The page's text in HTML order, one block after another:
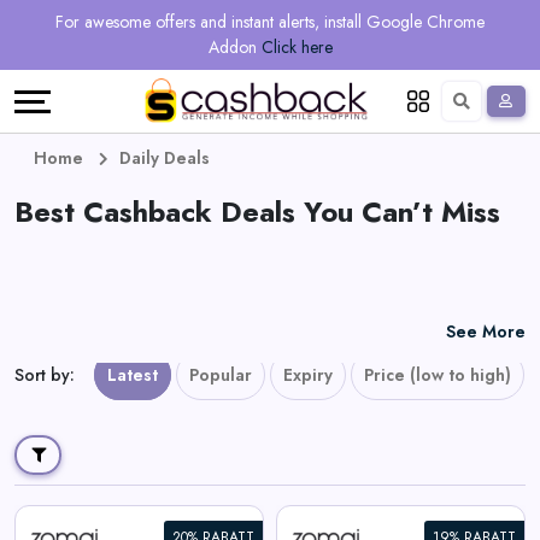
For awesome offers and instant alerts, install Google Chrome
Addon Click here
Regional
Online
Vouchers
Daily
All
Earn
Earn
Earn
Language
Deutsch
Home Daily Deals
Best Cashback Deals You Can’t Miss
See More
Sort by: Latest Popular Expiry Price (low to high)